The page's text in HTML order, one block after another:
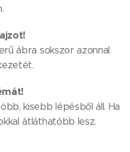
ábra sokszor azonnal
kisebb lépésből áll. Ha
átláthatóbb lesz.